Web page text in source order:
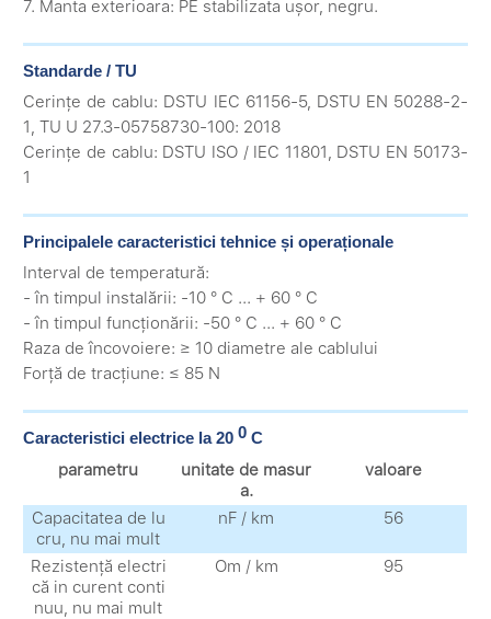
7. Manta exterioara: PE stabilizata ușor, negru.
Standarde / TU
Cerințe de cablu: DSTU IEC 61156-5, DSTU EN 50288-2-
1, TU U 27.3-05758730-100: 2018
Cerințe de cablu: DSTU ISO / IEC 11801, DSTU EN 50173-
1
Principalele caracteristici tehnice și operaționale
Interval de temperatură:
- în timpul instalării: -10 ° C ... + 60 ° C
- în timpul funcționării: -50 ° C ... + 60 ° C
Raza de încovoiere: ≥ 10 diametre ale cablului
Forță de tracțiune: ≤ 85 N
Caracteristici electrice la 200 С
parametru
unitate de masur
a.
valoare
Capacitatea de lu
cru, nu mai mult
nF / km 56
Rezistență electri
că in curent conti
nuu, nu mai mult
Om / km 95